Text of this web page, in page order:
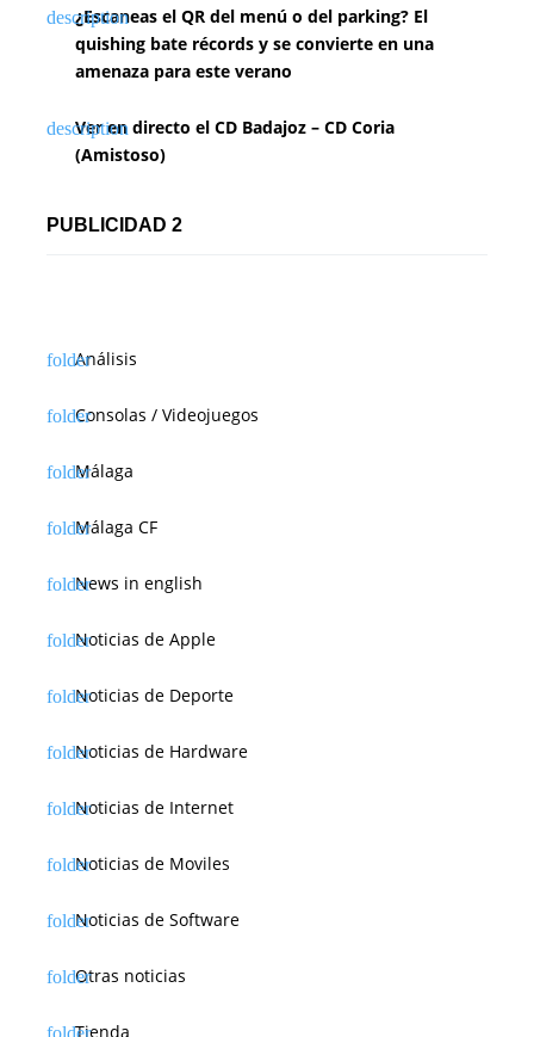
¿Escaneas el QR del menú o del parking? El
quishing bate récords y se convierte en una
amenaza para este verano
Ver en directo el CD Badajoz – CD Coria
(Amistoso)
PUBLICIDAD 2
Análisis
Consolas / Videojuegos
Málaga
Málaga CF
News in english
Noticias de Apple
Noticias de Deporte
Noticias de Hardware
Noticias de Internet
Noticias de Moviles
Noticias de Software
Otras noticias
Tienda